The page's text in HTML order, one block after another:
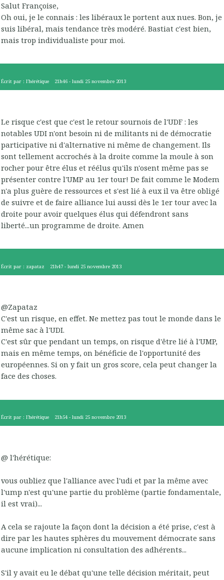
Salut Françoise,
Oh oui, je le connais : les libéraux le portent aux nues. Bon, je
suis libéral, mais tendance très modéré. Bastiat c'est bien,
mais trop individualiste pour moi.
Écrit par : l'hérétique 21h46 -lundi 25 novembre 2013
Le risque c'est que c'est le retour sournois de l'UDF : les
notables UDI n'ont besoin ni de militants ni de démocratie
participative ni d'alternative ni même de changement. Ils
sont tellement accrochés à la droite comme la moule à son
rocher pour être élus et réélus qu'ils n'osent même pas se
présenter contre l'UMP au 1er tour! De fait comme le Modem
n'a plus guère de ressources et s'est lié à eux il va être obligé
de suivre et de faire alliance lui aussi dès le 1er tour avec la
droite pour avoir quelques élus qui défendront sans
liberté...un programme de droite. Amen
Écrit par : zapataz 21h47 -lundi 25 novembre 2013
@Zapataz
C'est un risque, en effet. Ne mettez pas tout le monde dans le
même sac à l'UDI.
C'est sûr que pendant un temps, on risque d'être lié à l'UMP,
mais en même temps, on bénéficie de l'opportunité des
européennes. Si on y fait un gros score, cela peut changer la
face des choses.
Écrit par : l'hérétique 21h54 -lundi 25 novembre 2013
@ l'hérétique:
vous oubliez que l'alliance avec l'udi et par la même avec
l'ump n'est qu'une partie du problème (partie fondamentale,
il est vrai)...
A cela se rajoute la façon dont la décision a été prise, c'est à
dire par les hautes sphères du mouvement démocrate sans
aucune implication ni consultation des adhérents...
S'il y avait eu le débat qu'une telle décision méritait, peut